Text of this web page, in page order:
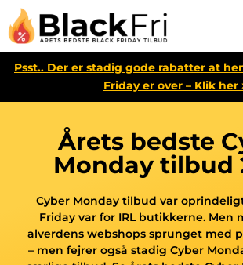
Psst.. Der er stadig gode rabatter at
Friday er over – Klik her
Årets bedste
Monday tilbud
Cyber Monday tilbud var
Friday var for IRL butikkerne. Men
alverdens webshops sprunget med
– men fejrer også stadig Cyber